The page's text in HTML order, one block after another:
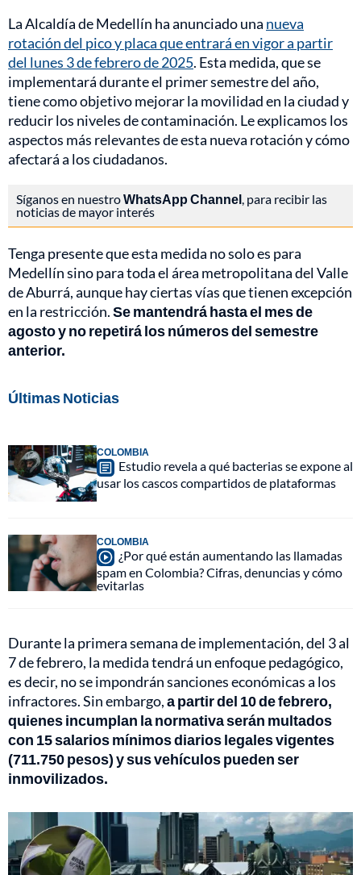
La Alcaldía de Medellín ha anunciado una nueva
rotación del pico y placa que entrará en vigor a partir
del lunes 3 de febrero de 2025. Esta medida, que se
implementará durante el primer semestre del año,
tiene como objetivo mejorar la movilidad en la ciudad y
reducir los niveles de contaminación. Le explicamos los
aspectos más relevantes de esta nueva rotación y cómo
afectará a los ciudadanos.
Síganos en nuestroWhatsApp Channel, para recibir las
noticias de mayor interés
Tenga presente que esta medida no solo es para
Medellín sino para toda el área metropolitana del Valle
de Aburrá, aunque hay ciertas vías que tienen excepción
en la restricción.Se mantendrá hasta el mes de
agosto y no repetirá los números del semestre
anterior.
Últimas Noticias
COLOMBIA
Estudio revela a qué bacterias se expone al
usar los cascos compartidos de plataformas
COLOMBIA
¿Por qué están aumentando las llamadas
spam en Colombia? Cifras, denuncias y cómo
evitarlas
Durante la primera semana de implementación, del 3 al
7 de febrero, la medida tendrá un enfoque pedagógico,
es decir, no se impondrán sanciones económicas a los
infractores. Sin embargo,a partir del 10 de febrero,
quienes incumplan la normativa serán multados
con 15 salarios mínimos diarios legales vigentes
(711.750 pesos) y sus vehículos pueden ser
inmovilizados.